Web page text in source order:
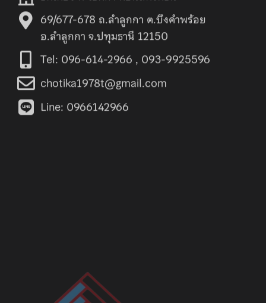
69/677-678 ถ.ลำลูกกา ต.บึงคำพร้อย
อ.ลำลูกกา จ.ปทุมธานี 12150
Tel: 096-614-2966 , 093-9925596
chotika1978t@gmail.com
Line: 0966142966